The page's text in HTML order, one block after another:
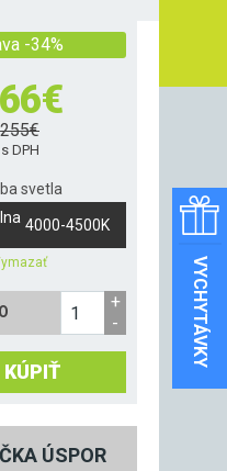
VYCHYTÁVKY
-34%
€
255€
s DPH
svetla
4000-4500K
KÚPIŤ
ÚSPOR